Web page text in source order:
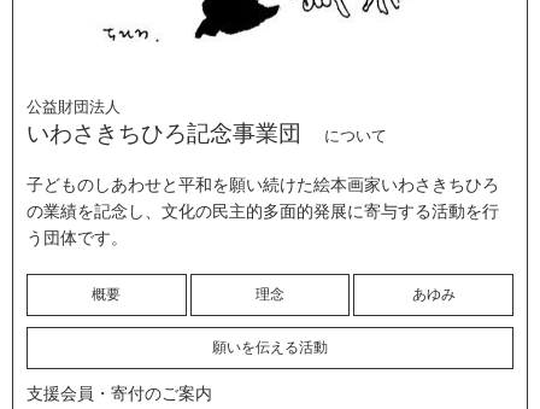
公益財団法人
いわさきちひろ記念事業団 について
子どものしあわせと平和を願い続けた絵本画家いわさきちひろ
の業績を記念し、文化の民主的多面的発展に寄与する活動を行
う団体です。
概要 理念 あゆみ
願いを伝える活動
支援会員・寄付のご案内